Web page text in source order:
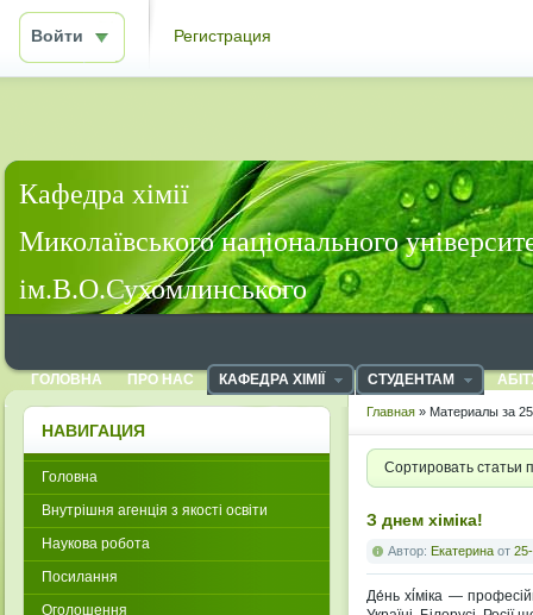
Войти Регистрация
Кафедра хімії
Миколаївського національного
ім.В.О.Сухомлинського
ГОЛОВНА ПРО НАС КАФЕДРА ХІМІЇ СТУДЕНТАМ
Главная » Материалы за
Сортировать статьи
З днем хіміка!
Автор: Екатерина от
Де́нь хі́міка —
НАВИГАЦИЯ
Головна
Внутрішня агенція з якості освіти
Наукова робота
Посилання
Оголошення